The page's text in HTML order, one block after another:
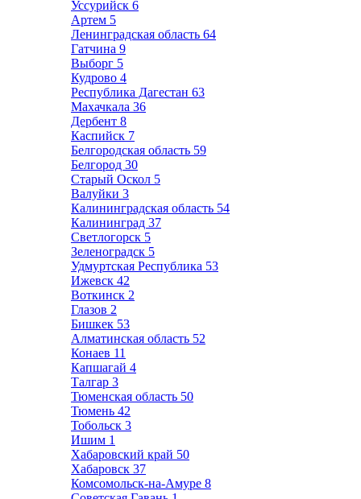
Уссурийск 6
Артем 5
Ленинградская область 64
Гатчина 9
Выборг 5
Кудрово 4
Республика Дагестан 63
Махачкала 36
Дербент 8
Каспийск 7
Белгородская область 59
Белгород 30
Старый Оскол 5
Валуйки 3
Калининградская область 54
Калининград 37
Светлогорск 5
Зеленоградск 5
Удмуртская Республика 53
Ижевск 42
Воткинск 2
Глазов 2
Бишкек 53
Алматинская область 52
Конаев 11
Капшагай 4
Талгар 3
Тюменская область 50
Тюмень 42
Тобольск 3
Ишим 1
Хабаровский край 50
Хабаровск 37
Комсомольск-на-Амуре 8